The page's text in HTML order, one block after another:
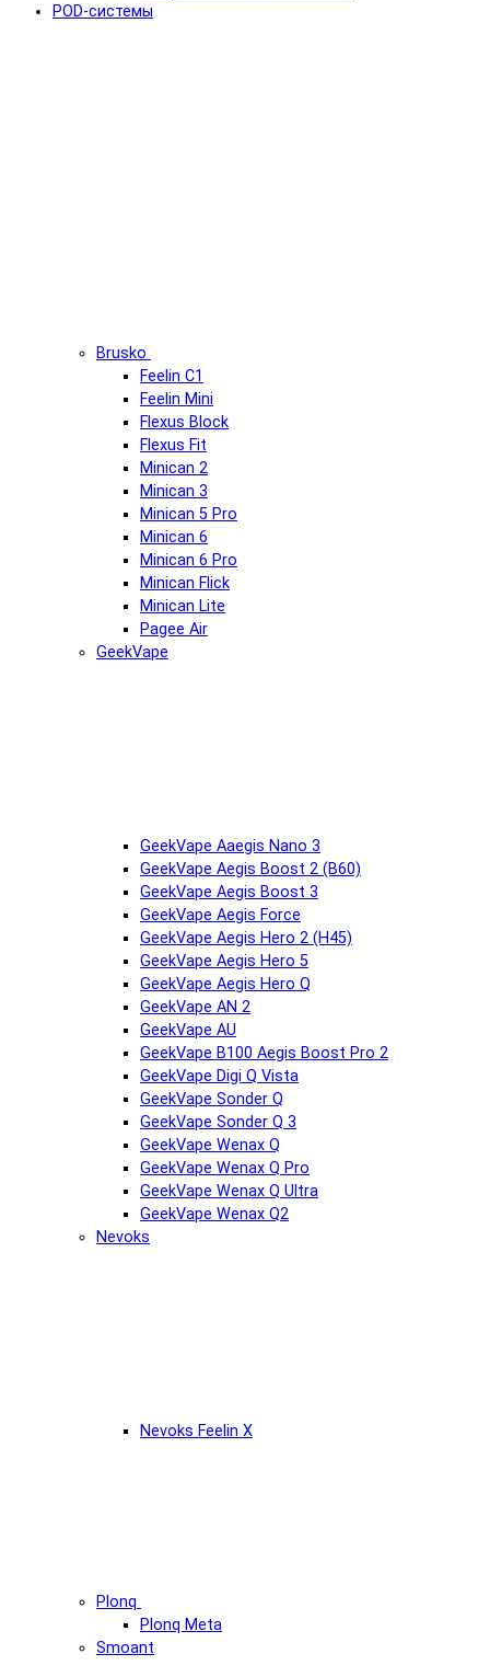
POD-системы
Brusko
Feelin C1
Feelin Mini
Flexus Block
Flexus Fit
Minican 2
Minican 3
Minican 5 Pro
Minican 6
Minican 6 Pro
Minican Flick
Minican Lite
Pagee Air
GeekVape
GeekVape Aaegis Nano 3
GeekVape Aegis Boost 2 (B60)
GeekVape Aegis Boost 3
GeekVape Aegis Force
GeekVape Aegis Hero 2 (H45)
GeekVape Aegis Hero 5
GeekVape Aegis Hero Q
GeekVape AN 2
GeekVape AU
GeekVape B100 Aegis Boost Pro 2
GeekVape Digi Q Vista
GeekVape Sonder Q
GeekVape Sonder Q 3
GeekVape Wenax Q
GeekVape Wenax Q Pro
GeekVape Wenax Q Ultra
GeekVape Wenax Q2
Nevoks
Nevoks Feelin X
Plonq
Plonq Meta
Smoant